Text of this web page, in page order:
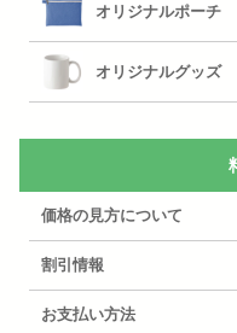
オリジナルポーチ
オリジナルグッズ
価格の見方について
割引情報
お支払い方法